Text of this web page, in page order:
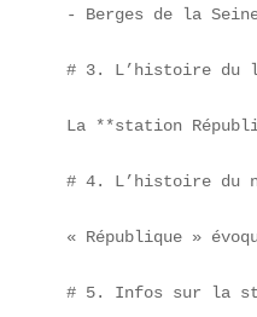
- Berges de la
# 3. L’histoire du
La **station
# 4. L’histoire du
« République »
# 5. Infos sur la